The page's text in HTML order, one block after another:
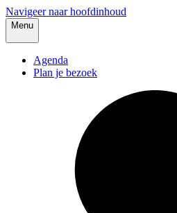
Navigeer naar hoofdinhoud
Menu
Agenda
Plan je bezoek